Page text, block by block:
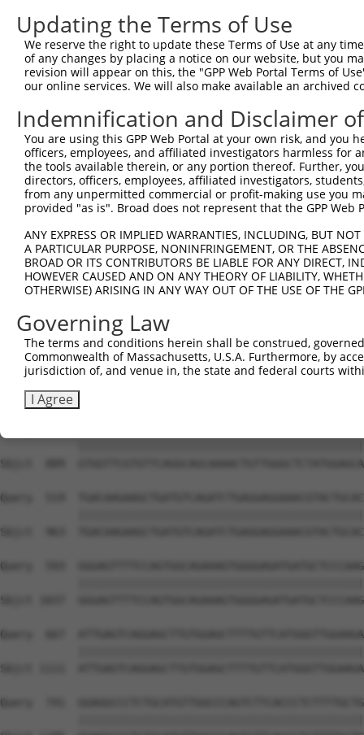
Updating the Terms of Use
We reserve the right to update these Terms of Use at any
of any changes by placing a notice on our website, but you
revision will appear on this, the "GPP Web Portal Terms of
our online services. We will also make available an archived
Indemnification and Disclaimer
You are using this GPP Web Portal at your own risk, and
officers, employees, and affiliated investigators harmless for
the tools available therein, or any portion thereof. Further,
directors, officers, employees, affiliated investigators,
from any unpermitted commercial or profit-making use you
provided "as is". Broad does not represent that the GPP
ANY EXPRESS OR IMPLIED WARRANTIES, INCLUDING, BUT
A PARTICULAR PURPOSE, NONINFRINGEMENT, OR THE
BROAD OR ITS CONTRIBUTORS BE LIABLE FOR ANY DIRECT,
HOWEVER CAUSED AND ON ANY THEORY OF LIABILITY,
OTHERWISE) ARISING IN ANY WAY OUT OF THE USE OF THE
Governing Law
The terms and conditions herein shall be construed,
Commonwealth of Massachusetts, U.S.A. Furthermore, by
jurisdiction of, and venue in, the state and federal courts
I Agree